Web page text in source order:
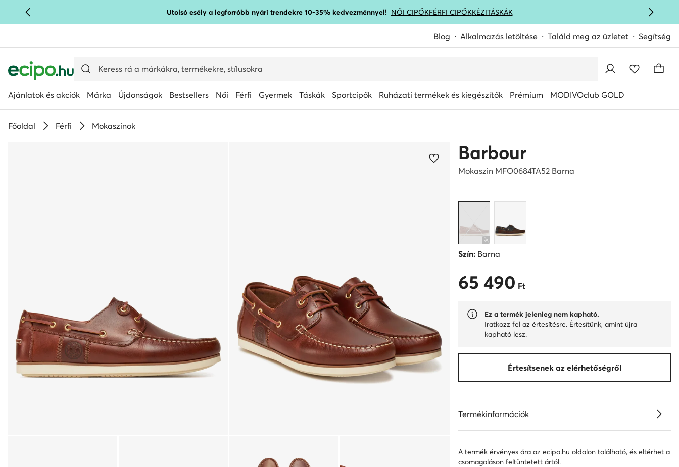
UGRÁS A FŐ TARTALOMRA Utolsó esély a legforróbb nyári trendekre 10-35% kedvezménnyel! NŐI CIPŐKFÉRFI CIPŐKKÉZITÁSKÁK
Blog Alkalmazás letöltése Találd meg az üzletet Segítség
Ajánlatok és akciók Márka Újdonságok Bestsellers Női Férfi Gyermek Táskák Sportcipők Ruházati termékek és kiegészítők Prémium MODIVOclub GOLD
Főoldal Férfi Mokaszinok
Barbour
Mokaszin MFO0684TA52 Barna
Szín:Barna
65 490 Ft
65 490 Ft
Ez a termék jelenleg nem kapható.
Iratkozz fel az értesítésre. Értesítünk, amint újra
kapható lesz.
Értesítsenek az elérhetőségről
Termékinformációk
A termék érvényes ára az ecipo.hu oldalon található, és eltérhet a
csomagoláson feltüntetett ártól.